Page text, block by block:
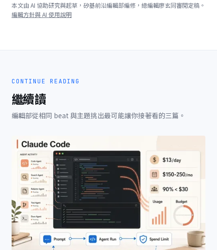
本文由 AI 協助研究與起草，矽基前沿編輯部編修，總編輯廖玄同審閱定稿。
編輯方針與 AI 使用說明
CONTINUE READING
繼續讀
編輯部從相同 beat 與主題挑出最可能讓你接著看的三篇。